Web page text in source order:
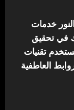
خدمات
في تحقيق
تقنيات
العاطفية